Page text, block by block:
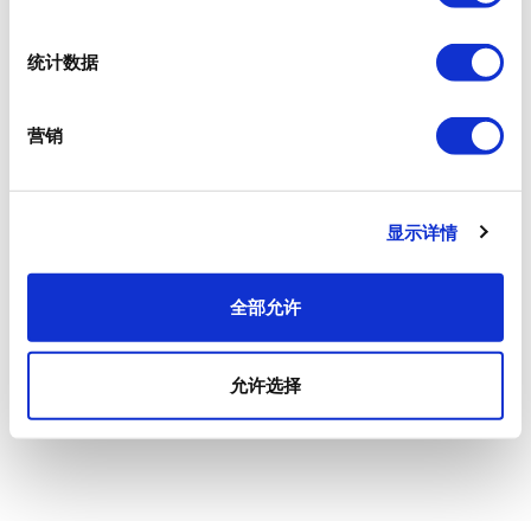
统计数据
营销
显示详情
全部允许
允许选择